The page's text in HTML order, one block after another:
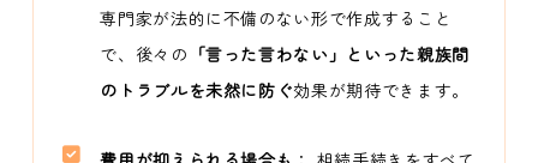
専門家が法的に不備のない形で作成すること
で、後々の 「言った言わない」といった親族間
のトラブルを未然に防ぐ効果が期待できます。